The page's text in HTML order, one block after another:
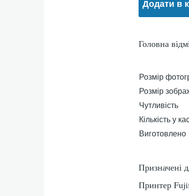
Головна
Розмір
Розмір
Чутливість
Кількість у
Виготовлено
Призначені
Принтер